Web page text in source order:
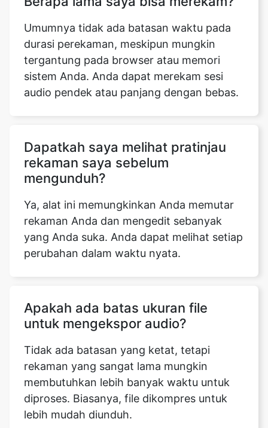
Copy Link
Umumnya tidak ada batasan waktu pada
durasi perekaman, meskipun mungkin
tergantung pada browser atau memori
sistem Anda. Anda dapat merekam sesi
audio pendek atau panjang dengan bebas.
Dapatkah saya melihat pratinjau
rekaman saya sebelum
mengunduh?
Ya, alat ini memungkinkan Anda memutar
rekaman Anda dan mengedit sebanyak
yang Anda suka. Anda dapat melihat setiap
perubahan dalam waktu nyata.
Apakah ada batas ukuran file
untuk mengekspor audio?
Tidak ada batasan yang ketat, tetapi
rekaman yang sangat lama mungkin
membutuhkan lebih banyak waktu untuk
diproses. Biasanya, file dikompres untuk
lebih mudah diunduh.